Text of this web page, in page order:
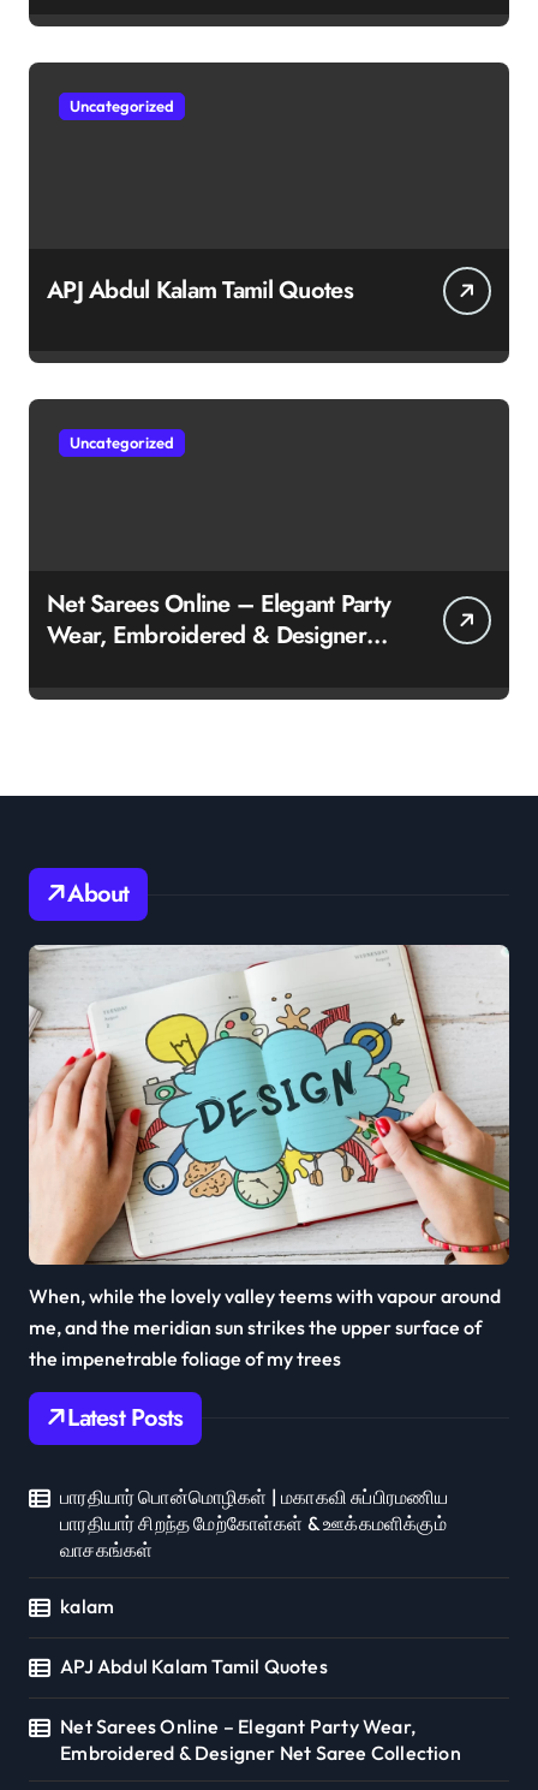
Uncategorized
APJ Abdul Kalam Tamil Quotes
Uncategorized
Net Sarees Online – Elegant Party
Wear, Embroidered & Designer
About
When, while the lovely valley teems with vapour around
me, and the meridian sun strikes the upper surface of
the impenetrable foliage of my trees
Latest Posts
பாரதியார் பொன்மொழிகள் | மகாகவி சுப்பிரமணிய
பாரதியார் சிறந்த மேற்கோள்கள் & ஊக்கமளிக்கும்
வாசகங்கள்
kalam
APJ Abdul Kalam Tamil Quotes
Net Sarees Online – Elegant Party Wear,
Embroidered & Designer Net Saree Collection